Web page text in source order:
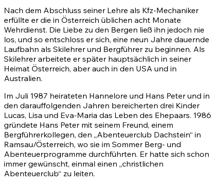
Nach dem Abschluss seiner Lehre als Kfz-Mechaniker
erfüllte er die in Österreich üblichen acht Monate
Wehrdienst. Die Liebe zu den Bergen ließ ihn jedoch nie
los, und so entschloss er sich, eine neun Jahre dauernde
Laufbahn als Skilehrer und Bergführer zu beginnen. Als
Skilehrer arbeitete er später hauptsächlich in seiner
Heimat Österreich, aber auch in den USA und in
Australien.
Im Juli 1987 heirateten Hannelore und Hans Peter und in
den darauffolgenden Jahren bereicherten drei Kinder
Lucas, Lisa und Eva-Maria das Leben des Ehepaars. 1986
gründete Hans Peter mit seinem Freund, einem
Bergführerkollegen, den „Abenteuerclub Dachstein“ in
Ramsau/Österreich, wo sie im Sommer Berg- und
Abenteuerprogramme durchführten. Er hatte sich schon
immer gewünscht, einmal einen „christlichen
Abenteuerclub“ zu leiten.